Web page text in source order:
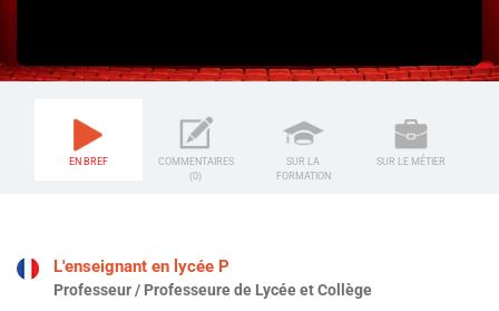
EN BREF
COMMENTAIRES
(0)
SUR LA
FORMATION
SUR LE MÉTIER
L'enseignant en lycée P
Professeur / Professeure de Lycée et Collège